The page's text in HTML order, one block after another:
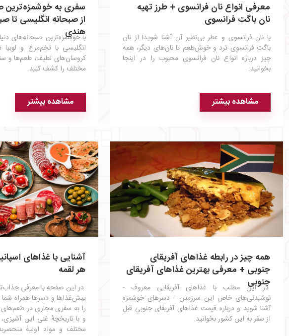
معرفی انواع نان فرانسوی + طرز تهیه
نان باگت فرانسوی
با نان فرانسوی و عطر بی‌نظیر آن آشنا شوید! از نان
باگت فرانسوی ترد و خوش‌طعم تا نان‌های دیگر، همه
چیز درباره انواع نان‌ فرانسوی محبوب را در اینجا
بخوانید.
مشاهده بیشتر
سفری به خوشمزه‌ترین
از صبحانه انگلیسی تا
هندی
با خوشمزه‌ترین صبحانه‌های
انگلیسی با تخم‌مرغ و لوبیا
کروسان‌های لطیف، طعم‌ها و
مختلف را کشف کنید.
مشاهده بیشتر
همه چیز در رابطه غذاهای آفریقای
جنوبی + معرفی بهترین غذاهای آفریقای
جنوبی
در این مطلب با غذاهای آفریقایی معروف -
نوشیدنی‌های خاص این سرزمین - دسرهای خوشمزه
آشنا شوید و درباره قیمت غذاهای آفریقای جنوبی قبل
از سفر به این کشور بخوانید.
آشنایی با غذاهای
هر لقمه
در این صفحه با معرفی
پیش‌غذاها و دسرها همراه شما
را به سفری مجازی در طعم‌های
و با تاریخچهٔ غنی این
مختلف و مواد اولیهٔ